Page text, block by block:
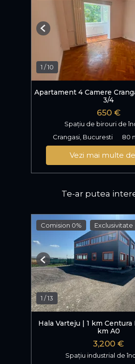
1 /10
Previous
Apartament 4 Camere
3/4
650 €
Spațiu de birouri de
Crangasi, Bucuresti
80
Vezi mai multe
Te-ar putea
Comision 0% Exclusivitate
1 /13
Previous
Hala Varteju | 1 km
km A0
3,200 €
Spațiu industrial de